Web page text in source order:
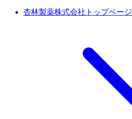
杏林製薬株式会社トップページ